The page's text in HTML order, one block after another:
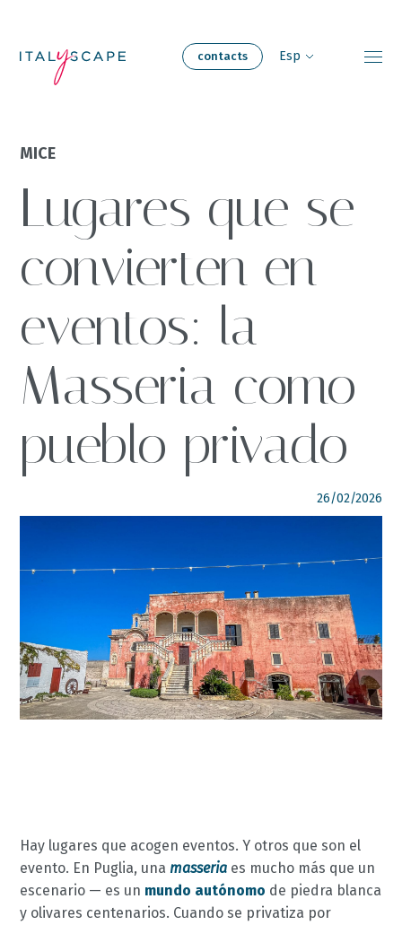
main
Contact
contacts Esp
Nuestros
hogares
Nuestro equipo
profesionales
+39 011 2293208
MICE
Lugares que se
convierten en
eventos: la
Masseria como
pueblo privado
26/02/2026
Hay lugares que acogen eventos. Y otros que son el
evento. En Puglia, una masseria es mucho más que un
escenario — es un mundo autónomo de piedra blanca
y olivares centenarios. Cuando se privatiza por